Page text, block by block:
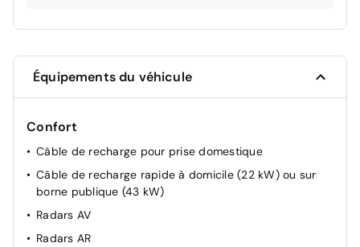
Équipements du véhicule
Confort
Câble de recharge pour prise domestique
Câble de recharge rapide à domicile (22 kW) ou sur
borne publique (43 kW)
Radars AV
Radars AR